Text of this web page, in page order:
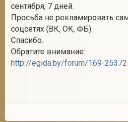
сентября, 7 дней.
Просьба не рекламировать
соцсетях (ВК, ОК, ФБ).
Спасибо.
Обратите внимание: